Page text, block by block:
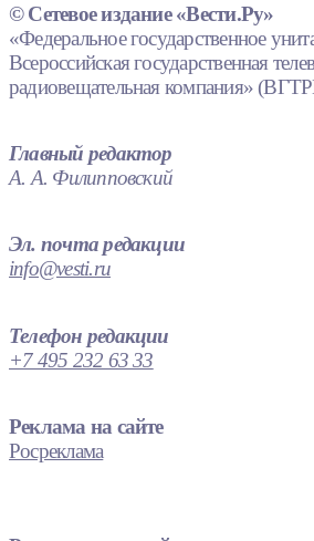
© Сетевое издание «Вести.Ру»
«Федеральное государственное
Всероссийская государственная
радиовещательная компания»
Главный редактор
А. А. Филипповский
Эл. почта редакции
info@vesti.ru
Телефон редакции
+7 495 232 63 33
Реклама на сайте
Росреклама